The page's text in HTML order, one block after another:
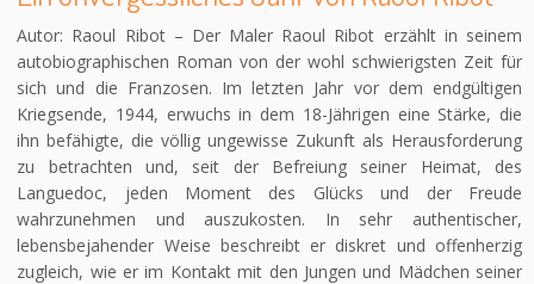
Autor: Raoul Ribot – Der Maler Raoul Ribot erzählt in seinem
autobiographischen Roman von der wohl schwierigsten Zeit für
sich und die Franzosen. Im letzten Jahr vor dem endgültigen
Kriegsende, 1944, erwuchs in dem 18-Jährigen eine Stärke, die
ihn befähigte, die völlig ungewisse Zukunft als Herausforderung
zu betrachten und, seit der Befreiung seiner Heimat, des
Languedoc, jeden Moment des Glücks und der Freude
wahrzunehmen und auszukosten. In sehr authentischer,
lebensbejahender Weise beschreibt er diskret und offenherzig
zugleich, wie er im Kontakt mit den Jungen und Mädchen seiner